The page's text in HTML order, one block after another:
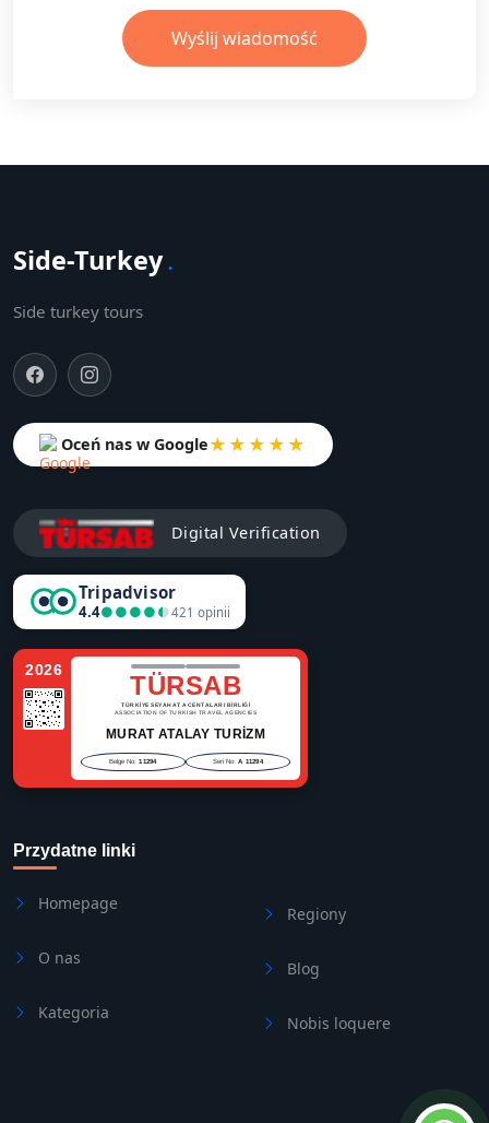
Wyślij wiadomość
Side-Turkey.
Side turkey tours
Oceń nas w Google★★★★★
Digital Verification
Tripadvisor
4.4●●●●●
●●●●●421 opinii
2026
TÜRSAB
TÜRKİYE SEYAHAT ACENTALARI BİRLİĞİ
ASSOCIATION OF TURKISH TRAVEL AGENCIES
MURAT ATALAY TURİZM
Belge No: 11294 Seri No: A 11294
Przydatne linki
Homepage
O nas
Kategoria
Regiony
Blog
Nobis loquere